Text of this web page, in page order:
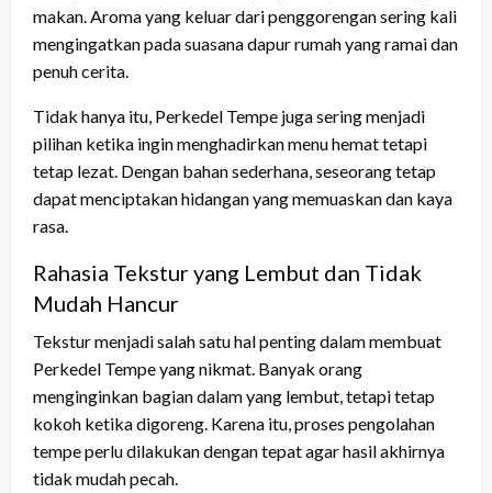
makan. Aroma yang keluar dari penggorengan sering kali
mengingatkan pada suasana dapur rumah yang ramai dan
penuh cerita.
Tidak hanya itu, Perkedel Tempe juga sering menjadi
pilihan ketika ingin menghadirkan menu hemat tetapi
tetap lezat. Dengan bahan sederhana, seseorang tetap
dapat menciptakan hidangan yang memuaskan dan kaya
rasa.
Rahasia Tekstur yang Lembut dan Tidak
Mudah Hancur
Tekstur menjadi salah satu hal penting dalam membuat
Perkedel Tempe yang nikmat. Banyak orang
menginginkan bagian dalam yang lembut, tetapi tetap
kokoh ketika digoreng. Karena itu, proses pengolahan
tempe perlu dilakukan dengan tepat agar hasil akhirnya
tidak mudah pecah.